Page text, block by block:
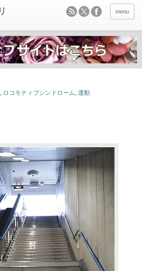
menu
, ロコモティブシンドローム, 運動